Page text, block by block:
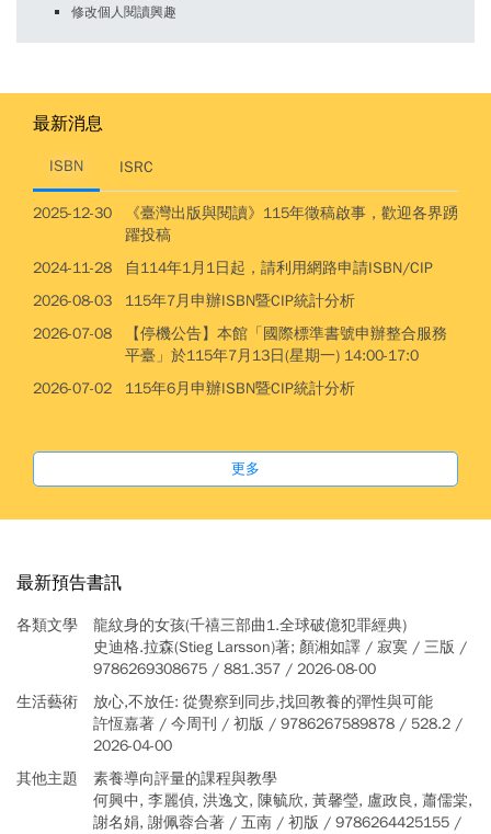
修改個人閱讀興趣
最新消息
ISBN ISRC
2025-12-30
《臺灣出版與閱讀》115年徵稿啟事，歡迎各界踴
躍投稿
2024-11-28
自114年1月1日起，請利用網路申請ISBN/CIP
2026-08-03
115年7月申辦ISBN暨CIP統計分析
2026-07-08
【停機公告】本館「國際標準書號申辦整合服務
平臺」於115年7月13日(星期一) 14:00-17:0
2026-07-02
115年6月申辦ISBN暨CIP統計分析
更多
最新預告書訊
各類文學
龍紋身的女孩(千禧三部曲1.全球破億犯罪經典)
史迪格.拉森(Stieg Larsson)著; 顏湘如譯 / 寂寞 / 三版 /
9786269308675 / 881.357 / 2026-08-00
生活藝術
放心,不放任: 從覺察到同步,找回教養的彈性與可能
許恆嘉著 / 今周刊 / 初版 / 9786267589878 / 528.2 /
2026-04-00
其他主題
素養導向評量的課程與教學
何興中, 李麗偵, 洪逸文, 陳毓欣, 黃馨瑩, 盧政良, 蕭儒棠,
謝名娟, 謝佩蓉合著 / 五南 / 初版 / 9786264425155 /